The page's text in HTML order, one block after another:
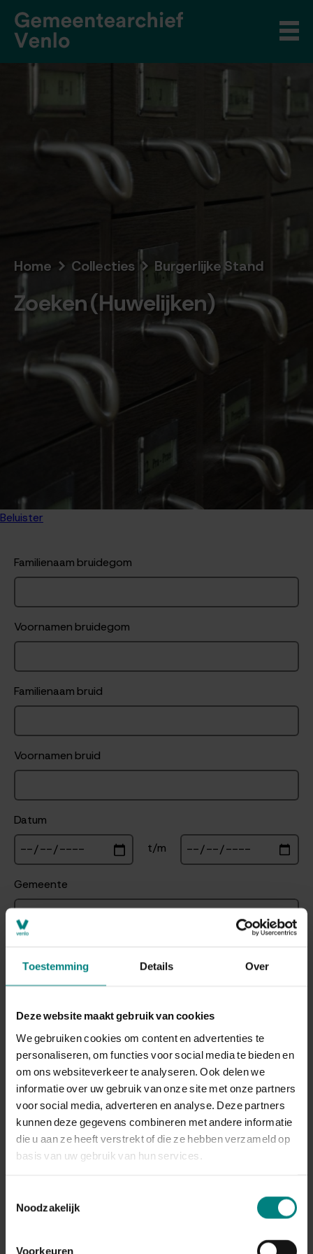
Toestemming Details Over
Deze website maakt gebruik van cookies
We gebruiken cookies om content en advertenties te
personaliseren, om functies voor social media te bieden en
om ons websiteverkeer te analyseren. Ook delen we
informatie over uw gebruik van onze site met onze partners
voor social media, adverteren en analyse. Deze partners
kunnen deze gegevens combineren met andere informatie
die u aan ze heeft verstrekt of die ze hebben verzameld op
basis van uw gebruik van hun services.
Noodzakelijk
Voorkeuren
Beluister
Home Collecties Burgerlijke Stand
Zoeken (Huwelijken)
Familienaam bruidegom
Voornamen bruidegom
Familienaam bruid
Voornamen bruid
Datum
t/m
Gemeente
Aantal resultaten: 22731
Familienaam bruidegomAflopend sorteren
Voornamen
Aa, van der Johannes
Aa, van der Martinus
Bernardus Theodorus